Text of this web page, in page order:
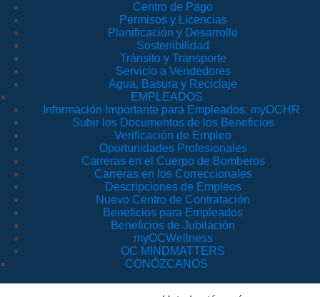
Centro de Pago
Permisos y Licencias
Planificación y Desarrollo
Sostenibilidad
Tránsito y Transporte
Servicio a Vendedores
Agua, Basura y Reciclaje
EMPLEADOS
Información Importante para Empleados: myOCHR
Subir los Documentos de los Beneficios
Verificación de Empleo
Oportunidades Profesionales
Carreras en el Cuerpo de Bomberos
Carreras en los Correccionales
Descripciones de Empleos
Nuevo Centro de Contratación
Beneficios para Empleados
Beneficios de Jubilación
myOCWellness
OC MINDMATTERS
CONÓZCANOS